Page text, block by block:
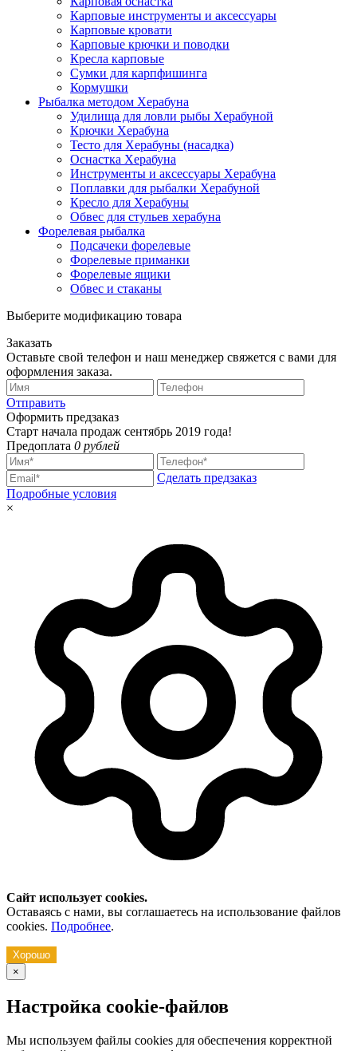
Карповые инструменты и аксессуары
Карповые кровати
Карповые крючки и поводки
Кресла карповые
Сумки для карпфишинга
Кормушки
Рыбалка методом Херабуна
Удилища для ловли рыбы Херабуной
Крючки Херабуна
Тесто для Херабуны (насадка)
Оснастка Херабуна
Инструменты и аксессуары Херабуна
Поплавки для рыбалки Херабуной
Кресло для Херабуны
Обвес для стульев херабуна
Форелевая рыбалка
Подсачеки форелевые
Форелевые приманки
Форелевые ящики
Обвес и стаканы
Выберите модификацию товара
Заказать
Оставьте свой телефон и наш менеджер свяжется с вами для
оформления заказа.
Отправить
Оформить предзаказ
Старт начала продаж сентябрь 2019 года!
Предоплата 0 рублей
Сделать предзаказ
Подробные условия
×
Сайт использует cookies.
Оставаясь с нами, вы соглашаетесь на использование файлов
cookies. Подробнее.
Хорошо
×
Настройка cookie-файлов
Мы используем файлы cookies для обеспечения корректной